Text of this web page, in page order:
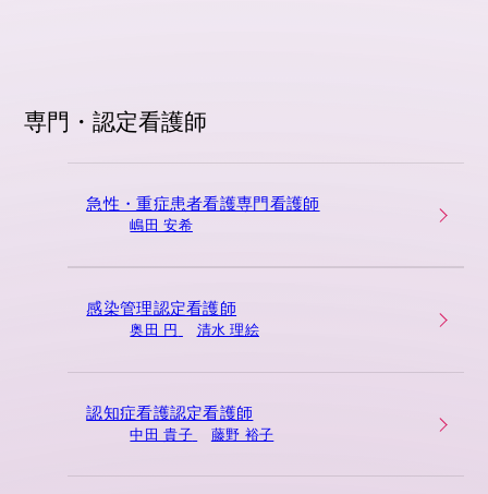
専門・認定看護師
急性・重症患者看護専門看護師
嶋田 安希
感染管理認定看護師
奥田 円 清水 理絵
認知症看護認定看護師
中田 貴子 藤野 裕子